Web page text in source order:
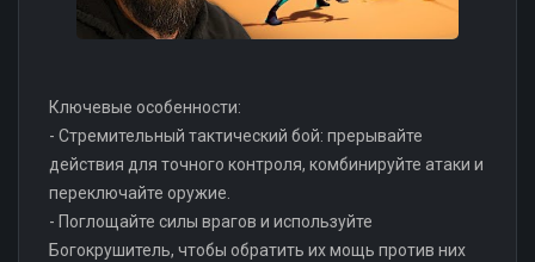
Ключевые особенности:
- Стремительный тактический бой: прерывайте
действия для точного контроля, комбинируйте атаки и
переключайте оружие.
- Поглощайте силы врагов и используйте
Богокрушитель, чтобы обратить их мощь против них